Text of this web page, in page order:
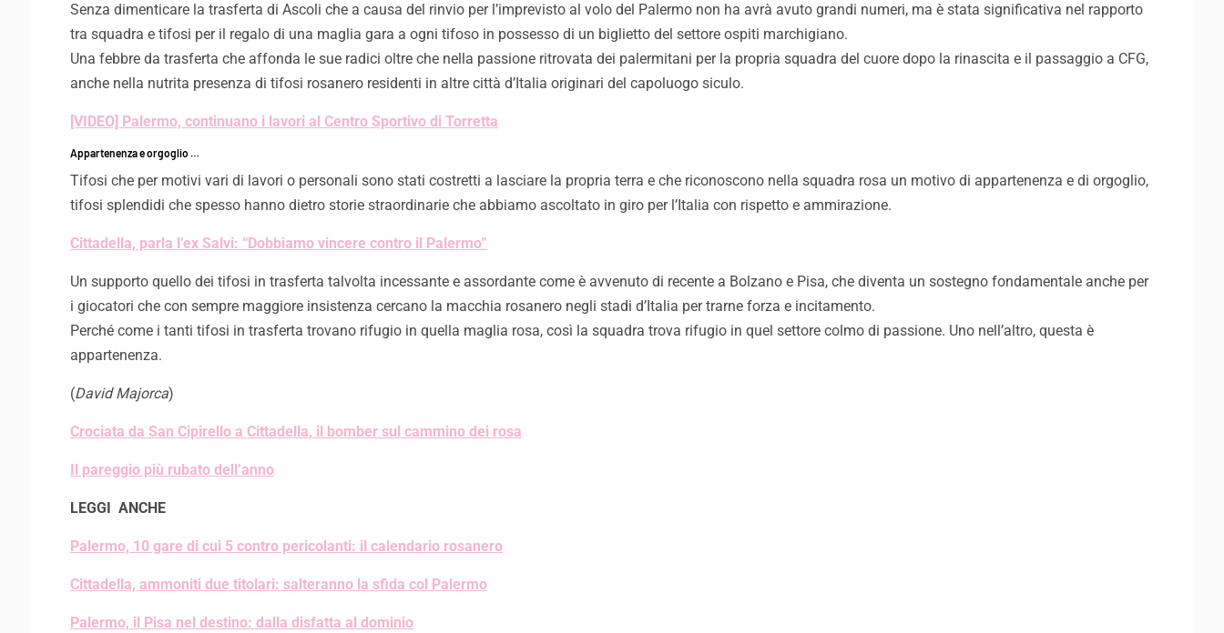
Senza dimenticare la trasferta di Ascoli che a causa del rinvio per l’imprevisto al volo del Palermo non ha avrà avuto grandi numeri, ma è stata significativa nel rapporto
tra squadra e tifosi per il regalo di una maglia gara a ogni tifoso in possesso di un biglietto del settore ospiti marchigiano.
Una febbre da trasferta che affonda le sue radici oltre che nella passione ritrovata dei palermitani per la propria squadra del cuore dopo la rinascita e il passaggio a CFG,
anche nella nutrita presenza di tifosi rosanero residenti in altre città d’Italia originari del capoluogo siculo.
[VIDEO] Palermo, continuano i lavori al Centro Sportivo di Torretta
Appartenenza e orgoglio …
Tifosi che per motivi vari di lavori o personali sono stati costretti a lasciare la propria terra e che riconoscono nella squadra rosa un motivo di appartenenza e di orgoglio,
tifosi splendidi che spesso hanno dietro storie straordinarie che abbiamo ascoltato in giro per l’Italia con rispetto e ammirazione.
Cittadella, parla l’ex Salvi: “Dobbiamo vincere contro il Palermo”
Un supporto quello dei tifosi in trasferta talvolta incessante e assordante come è avvenuto di recente a Bolzano e Pisa, che diventa un sostegno fondamentale anche per
i giocatori che con sempre maggiore insistenza cercano la macchia rosanero negli stadi d’Italia per trarne forza e incitamento.
Perché come i tanti tifosi in trasferta trovano rifugio in quella maglia rosa, così la squadra trova rifugio in quel settore colmo di passione. Uno nell’altro, questa è
appartenenza.
(David Majorca)
Crociata da San Cipirello a Cittadella, il bomber sul cammino dei rosa
Il pareggio più rubato dell’anno
LEGGI ANCHE
Palermo, 10 gare di cui 5 contro pericolanti: il calendario rosanero
Cittadella, ammoniti due titolari: salteranno la sfida col Palermo
Palermo, il Pisa nel destino: dalla disfatta al dominio